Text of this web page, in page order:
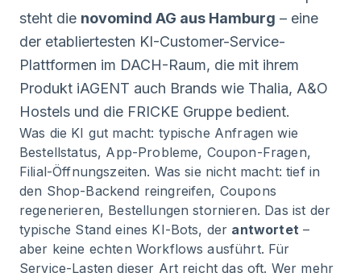
steht die novomind AG aus Hamburg – eine
der etabliertesten KI-Customer-Service-
Plattformen im DACH-Raum, die mit ihrem
Produkt iAGENT auch Brands wie Thalia, A&O
Hostels und die FRICKE Gruppe bedient.
Was die KI gut macht: typische Anfragen wie
Bestellstatus, App-Probleme, Coupon-Fragen,
Filial-Öffnungszeiten. Was sie nicht macht: tief in
den Shop-Backend reingreifen, Coupons
regenerieren, Bestellungen stornieren. Das ist der
typische Stand eines KI-Bots, der antwortet–
aber keine echten Workflows ausführt. Für
Service-Lasten dieser Art reicht das oft. Wer mehr